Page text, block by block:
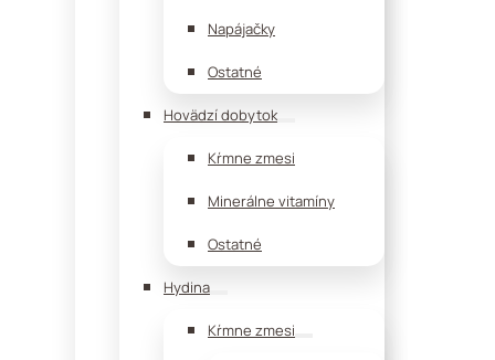
Napájačky
Ostatné
Hovädzí dobytok
Kŕmne zmesi
Minerálne vitamíny
Ostatné
Hydina
Kŕmne zmesi